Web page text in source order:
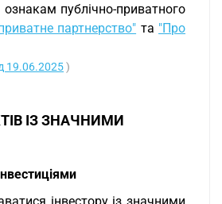
публічно-приватного
партнерство" та "Про
19.06.2025)
ІЗ ЗНАЧНИМИ